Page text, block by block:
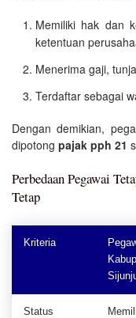
Memiliki hak dan
ketentuan
Menerima gaji,
Terdaftar sebagai
Dengan demikian,
dipotong pajak pph 21
Perbedaan Pegawai
Tetap
Kriteria
Status